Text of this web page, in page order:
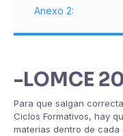
Anexo 2:
-LOMCE
Para que salgan
Ciclos Formativos, hay
materias dentro de cada